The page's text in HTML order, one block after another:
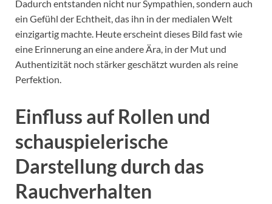
Dadurch entstanden nicht nur Sympathien, sondern auch
ein Gefühl der Echtheit, das ihn in der medialen Welt
einzigartig machte. Heute erscheint dieses Bild fast wie
eine Erinnerung an eine andere Ära, in der Mut und
Authentizität noch stärker geschätzt wurden als reine
Perfektion.
Einfluss auf Rollen und
schauspielerische
Darstellung durch das
Rauchverhalten